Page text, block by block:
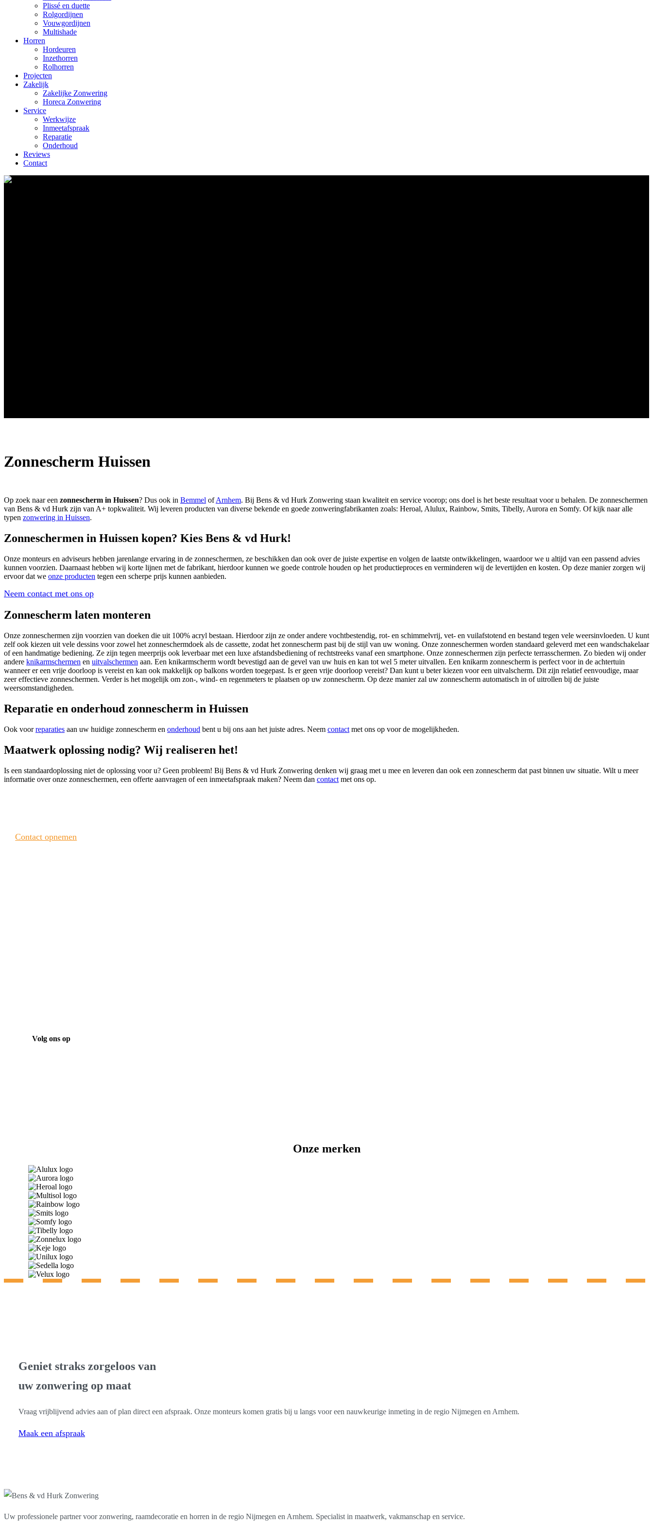
Plissé en duette
Rolgordijnen
Vouwgordijnen
Multishade
Horren
Hordeuren
Inzethorren
Rolhorren
Projecten
Zakelijk
Zakelijke Zonwering
Horeca Zonwering
Service
Werkwijze
Inmeetafspraak
Reparatie
Onderhoud
Reviews
Contact
Zonnescherm Huissen
Op zoek naar een zonnescherm in Huissen? Dus ook in Bemmel ofArnhem. Bij Bens & vd Hurk Zonwering staan kwaliteit en service voorop; ons doel is het beste resultaat voor u behalen. De zonneschermen
van Bens & vd Hurk zijn van A+ topkwaliteit. Wij leveren producten van diverse bekende en goede zonweringfabrikanten zoals: Heroal, Alulux, Rainbow, Smits, Tibelly, Aurora en Somfy. Of kijk naar alle
typen zonwering in Huissen.
Zonneschermen in Huissen kopen? Kies Bens & vd Hurk!
Onze monteurs en adviseurs hebben jarenlange ervaring in de zonneschermen, ze beschikken dan ook over de juiste expertise en volgen de laatste ontwikkelingen, waardoor we u altijd van een passend advies
kunnen voorzien. Daarnaast hebben wij korte lijnen met de fabrikant, hierdoor kunnen we goede controle houden op het productieproces en verminderen wij de levertijden en kosten. Op deze manier zorgen wij
ervoor dat we onze producten tegen een scherpe prijs kunnen aanbieden.
Neem contact met ons op
Zonnescherm laten monteren
Onze zonneschermen zijn voorzien van doeken die uit 100% acryl bestaan. Hierdoor zijn ze onder andere vochtbestendig, rot- en schimmelvrij, vet- en vuilafstotend en bestand tegen vele weersinvloeden. U kunt
zelf ook kiezen uit vele dessins voor zowel het zonneschermdoek als de cassette, zodat het zonnescherm past bij de stijl van uw woning. Onze zonneschermen worden standaard geleverd met een wandschakelaar
of een handmatige bediening. Ze zijn tegen meerprijs ook leverbaar met een luxe afstandsbediening of rechtstreeks vanaf een smartphone. Onze zonneschermen zijn perfecte terrasschermen. Zo bieden wij onder
andere knikarmschermen en uitvalschermen aan. Een knikarmscherm wordt bevestigd aan de gevel van uw huis en kan tot wel 5 meter uitvallen. Een knikarm zonnescherm is perfect voor in de achtertuin
wanneer er een vrije doorloop is vereist en kan ook makkelijk op balkons worden toegepast. Is er geen vrije doorloop vereist? Dan kunt u beter kiezen voor een uitvalscherm. Dit zijn relatief eenvoudige, maar
zeer effectieve zonneschermen. Verder is het mogelijk om zon-, wind- en regenmeters te plaatsen op uw zonnescherm. Op deze manier zal uw zonnescherm automatisch in of uitrollen bij de juiste
weersomstandigheden.
Reparatie en onderhoud zonnescherm in Huissen
Ook voorreparaties aan uw huidige zonnescherm en onderhoud bent u bij ons aan het juiste adres. Neem contact met ons op voor de mogelijkheden.
Maatwerk oplossing nodig? Wij realiseren het!
Is een standaardoplossing niet de oplossing voor u? Geen probleem! Bij Bens & vd Hurk Zonwering denken wij graag met u mee en leveren dan ook een zonnescherm dat past binnen uw situatie. Wilt u meer
informatie over onze zonneschermen, een offerte aanvragen of een inmeetafspraak maken? Neem dan contact met ons op.
Contact opnemen
Volg ons op
Onze merken
Geniet straks zorgeloos van
uw zonwering op maat
Vraag vrijblijvend advies aan of plan direct een afspraak. Onze monteurs komen gratis bij u langs voor een nauwkeurige inmeting in de regio Nijmegen en Arnhem.
Maak een afspraak
Uw professionele partner voor zonwering, raamdecoratie en horren in de regio Nijmegen en Arnhem. Specialist in maatwerk, vakmanschap en service.